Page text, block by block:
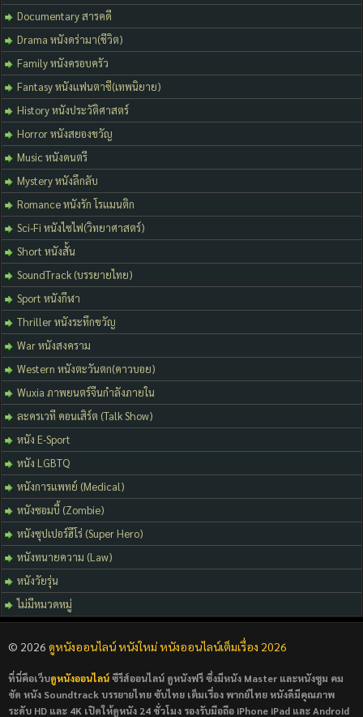
Documentary สารคดี
Drama หนังดร่ามา(ชีวิต)
Family หนังครอบครัว
Fantasy หนังแฟนตาซี(เทพนิยาย)
History หนังประวัติศาสตร์
Horror หนังสยองขวัญ
Music หนังดนตรี
Mystery หนังลึกลับ
Romance หนังรัก โรแมนติก
Sci-Fi หนังไซไฟ(วิทยาศาสตร์)
Short หนังสั้น
SoundTrack (บรรยายไทย)
Sport หนังกีฬา
Thriller หนังระทึกขวัญ
War หนังสงคราม
Western หนังตะวันตก(คาวบอย)
Wuxia ภาพยนตร์จีนกำลังภายใน
ละครเวที คอนเสิร์ต (Talk Show)
หนัง E-Sport
หนัง LGBTQ
หนังการแพทย์ (Medical)
หนังซอมบี้ (Zombie)
หนังซุปเปอร์ฮีโร่ (Super Hero)
หนังทนายความ (Law)
หนังวัยรุ่น
ไม่มีหมวดหมู่
© 2026 ดูหนังออนไลน์ หนังใหม่ หนังออนไลน์เต็มเรื่อง 2026
ที่นี่คือเว็บดูหนังออนไลน์ซีรีส์ออนไลน์ ดูหนังฟรี ซึ่งมีหนัง Master และหนังซูม คม
ชัด หนัง Soundtrack บรรยายไทย ซับไทย เต็มเรื่อง พากย์ไทย หนังดีมีคุณภาพ
ระดับ HD และ 4K เปิดให้ดูหนัง 24 ชั่วโมง รองรับมือถือ iPhone iPad และ Android